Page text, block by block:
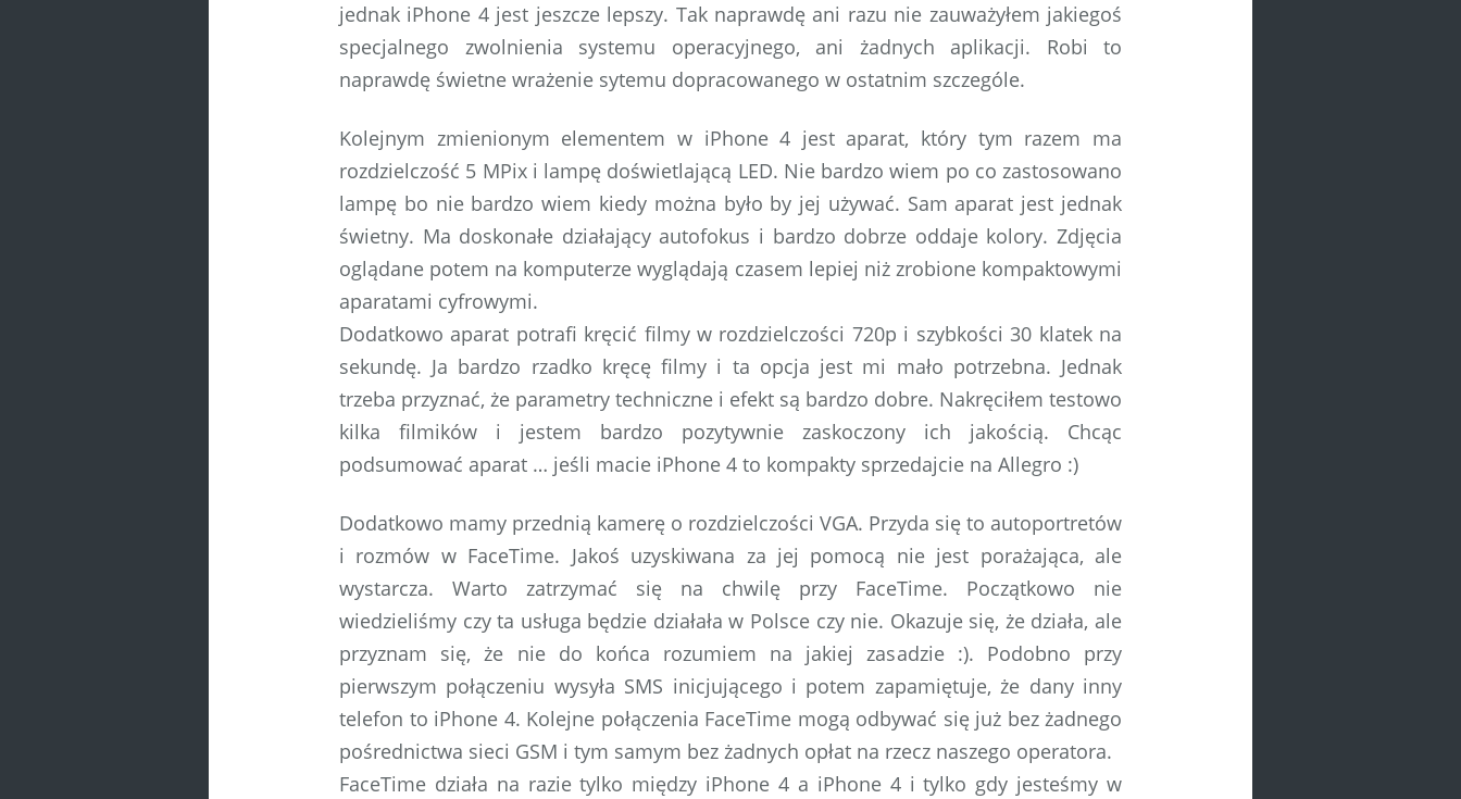
jednak iPhone 4 jest jeszcze lepszy. Tak naprawdę ani razu nie zauważyłem jakiegoś
specjalnego zwolnienia systemu operacyjnego, ani żadnych aplikacji. Robi to
naprawdę świetne wrażenie sytemu dopracowanego w ostatnim szczególe.
Kolejnym zmienionym elementem w iPhone 4 jest aparat, który tym razem ma
rozdzielczość 5 MPix i lampę doświetlającą LED. Nie bardzo wiem po co zastosowano
lampę bo nie bardzo wiem kiedy można było by jej używać. Sam aparat jest jednak
świetny. Ma doskonałe działający autofokus i bardzo dobrze oddaje kolory. Zdjęcia
oglądane potem na komputerze wyglądają czasem lepiej niż zrobione kompaktowymi
aparatami cyfrowymi.
Dodatkowo aparat potrafi kręcić filmy w rozdzielczości 720p i szybkości 30 klatek na
sekundę. Ja bardzo rzadko kręcę filmy i ta opcja jest mi mało potrzebna. Jednak
trzeba przyznać, że parametry techniczne i efekt są bardzo dobre. Nakręciłem testowo
kilka filmików i jestem bardzo pozytywnie zaskoczony ich jakością. Chcąc
podsumować aparat … jeśli macie iPhone 4 to kompakty sprzedajcie na Allegro :)
Dodatkowo mamy przednią kamerę o rozdzielczości VGA. Przyda się to autoportretów
i rozmów w FaceTime. Jakoś uzyskiwana za jej pomocą nie jest porażająca, ale
wystarcza. Warto zatrzymać się na chwilę przy FaceTime. Początkowo nie
wiedzieliśmy czy ta usługa będzie działała w Polsce czy nie. Okazuje się, że działa, ale
przyznam się, że nie do końca rozumiem na jakiej zasadzie :). Podobno przy
pierwszym połączeniu wysyła SMS inicjującego i potem zapamiętuje, że dany inny
telefon to iPhone 4. Kolejne połączenia FaceTime mogą odbywać się już bez żadnego
pośrednictwa sieci GSM i tym samym bez żadnych opłat na rzecz naszego operatora.
FaceTime działa na razie tylko między iPhone 4 a iPhone 4 i tylko gdy jesteśmy w